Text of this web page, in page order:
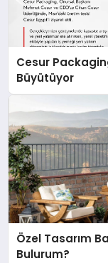
Cesur
Büyütüyor
Özel Tasarım
Bulurum?